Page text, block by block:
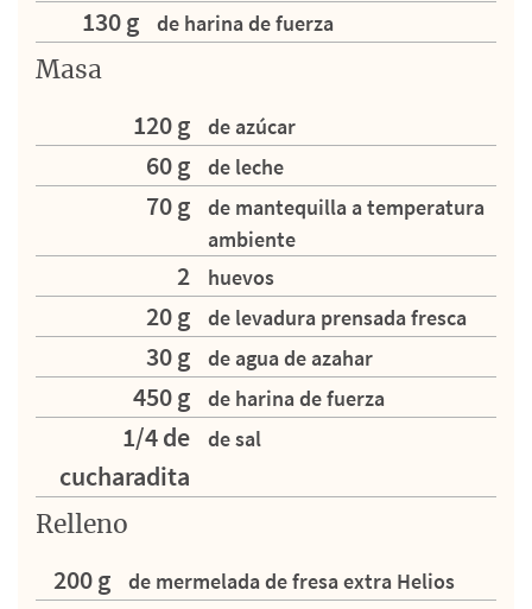
130 g de harina de fuerza
Masa
120 g de azúcar
60 g de leche
70 g
de mantequilla a temperatura
ambiente
2 huevos
20 g de levadura prensada fresca
30 g de agua de azahar
450 g de harina de fuerza
1/4 de
cucharadita
de sal
Relleno
200 g de mermelada de fresa extra Helios